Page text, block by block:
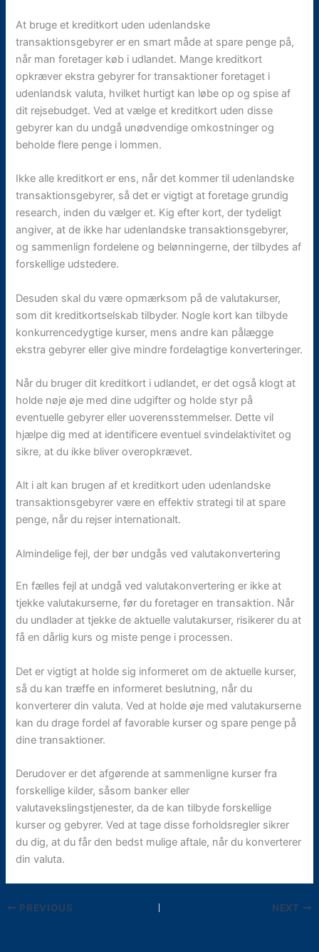
At bruge et kreditkort uden udenlandske
transaktionsgebyrer er en smart måde at spare penge på,
når man foretager køb i udlandet. Mange kreditkort
opkræver ekstra gebyrer for transaktioner foretaget i
udenlandsk valuta, hvilket hurtigt kan løbe op og spise af
dit rejsebudget. Ved at vælge et kreditkort uden disse
gebyrer kan du undgå unødvendige omkostninger og
beholde flere penge i lommen.
Ikke alle kreditkort er ens, når det kommer til udenlandske
transaktionsgebyrer, så det er vigtigt at foretage grundig
research, inden du vælger et. Kig efter kort, der tydeligt
angiver, at de ikke har udenlandske transaktionsgebyrer,
og sammenlign fordelene og belønningerne, der tilbydes af
forskellige udstedere.
Desuden skal du være opmærksom på de valutakurser,
som dit kreditkortselskab tilbyder. Nogle kort kan tilbyde
konkurrencedygtige kurser, mens andre kan pålægge
ekstra gebyrer eller give mindre fordelagtige konverteringer.
Når du bruger dit kreditkort i udlandet, er det også klogt at
holde nøje øje med dine udgifter og holde styr på
eventuelle gebyrer eller uoverensstemmelser. Dette vil
hjælpe dig med at identificere eventuel svindelaktivitet og
sikre, at du ikke bliver overopkrævet.
Alt i alt kan brugen af et kreditkort uden udenlandske
transaktionsgebyrer være en effektiv strategi til at spare
penge, når du rejser internationalt.
Almindelige fejl, der bør undgås ved valutakonvertering
En fælles fejl at undgå ved valutakonvertering er ikke at
tjekke valutakurserne, før du foretager en transaktion. Når
du undlader at tjekke de aktuelle valutakurser, risikerer du at
få en dårlig kurs og miste penge i processen.
Det er vigtigt at holde sig informeret om de aktuelle kurser,
så du kan træffe en informeret beslutning, når du
konverterer din valuta. Ved at holde øje med valutakurserne
kan du drage fordel af favorable kurser og spare penge på
dine transaktioner.
Derudover er det afgørende at sammenligne kurser fra
forskellige kilder, såsom banker eller
valutavekslingstjenester, da de kan tilbyde forskellige
kurser og gebyrer. Ved at tage disse forholdsregler sikrer
du dig, at du får den bedst mulige aftale, når du konverterer
din valuta.
PREVIOUS NEXT